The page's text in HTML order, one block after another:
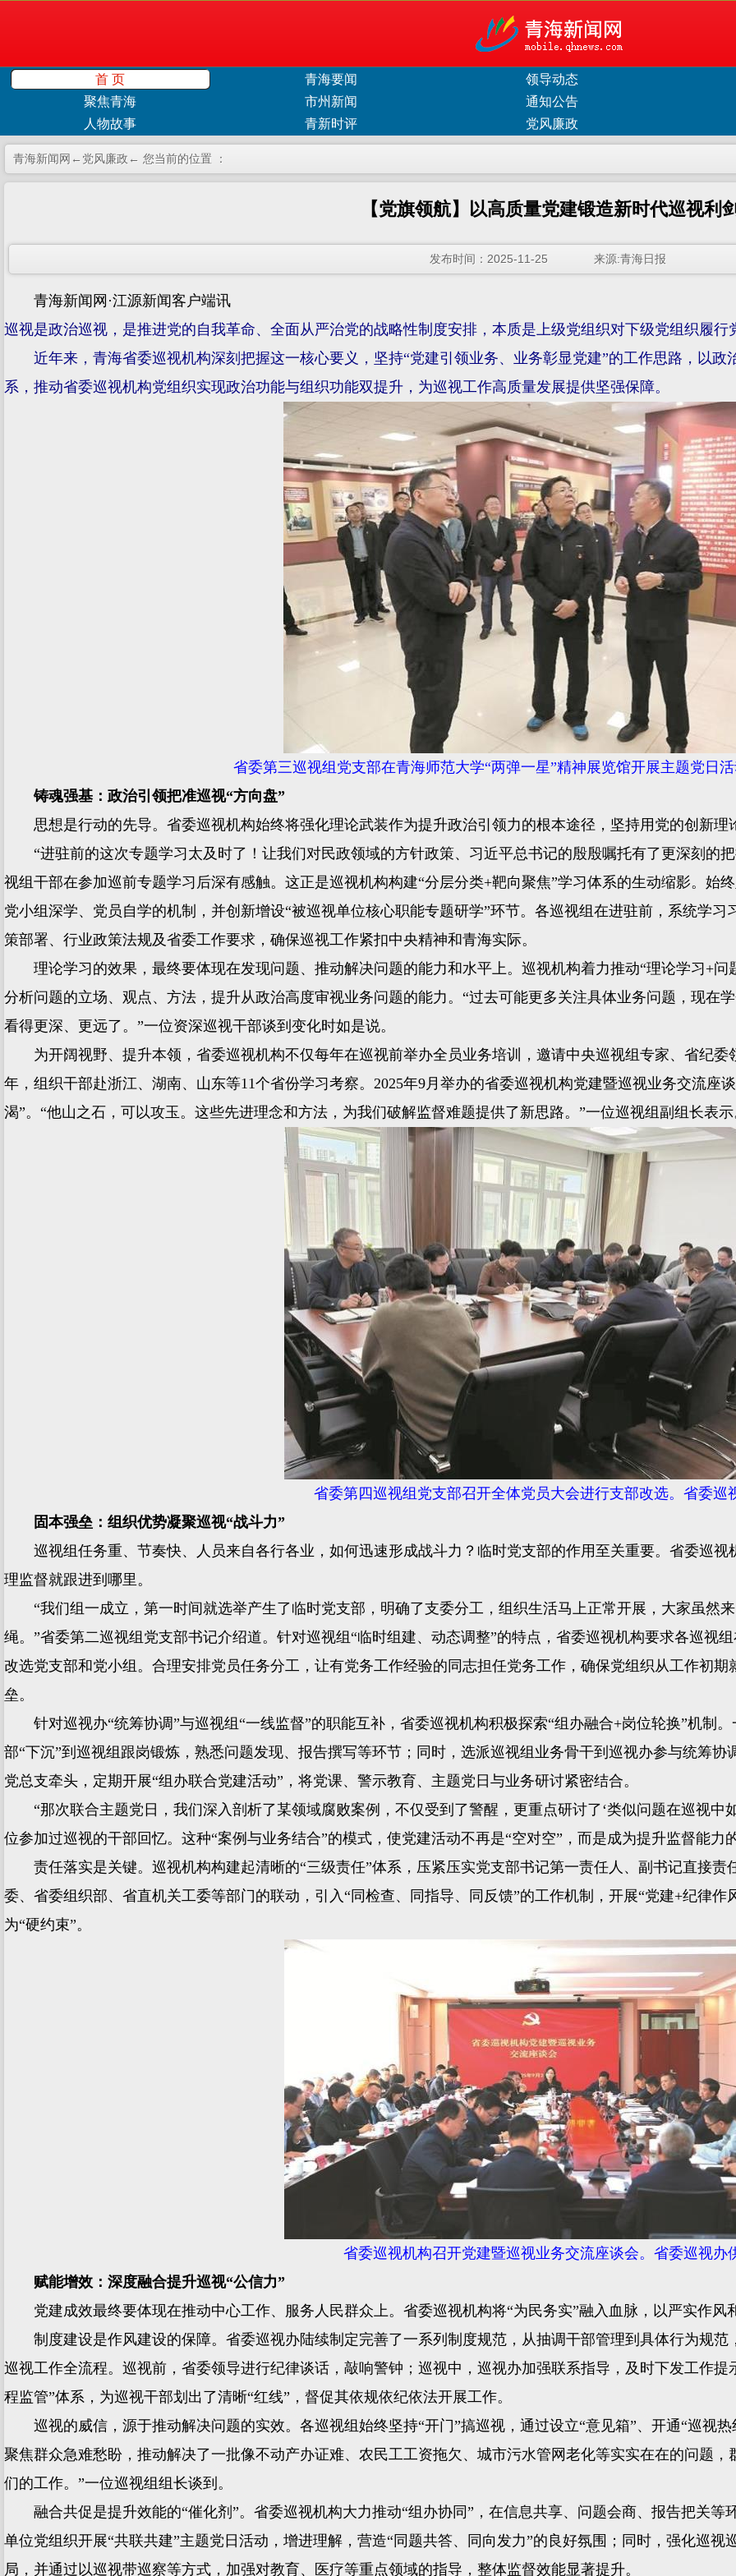
首 页 青海要闻
领导动态
聚焦青海
市州新闻
通知公告
人物故事
青新时评 党风廉政
青海新闻网← ← 您当前的位置 ：
党风廉政
【党旗领航】以高质量党建锻造新时代巡视利
发布时间：2025-11-25 来源:青海日报
青海新闻网·江源新闻客户端讯
巡视是政治巡视，是推进党的自我革命、全面从严治党的战略性制度安排，本质是上级党组织对下级党组织履
近年来，青海省委巡视机构深刻把握这一核心要义，坚持“党建引领业务、业务彰显党建”的工作思路，以政
系，推动省委巡视机构党组织实现政治功能与组织功能双提升，为巡视工作高质量发展提供坚强保障。
省委第三巡视组党支部在青海师范大学“两弹一星”精神展览馆开展主题党日
铸魂强基：政治引领把准巡视“方向盘”
思想是行动的先导。省委巡视机构始终将强化理论武装作为提升政治引领力的根本途径，坚持用党的创新理
“进驻前的这次专题学习太及时了！让我们对民政领域的方针政策、习近平总书记的殷殷嘱托有了更深刻的
视组干部在参加巡前专题学习后深有感触。这正是巡视机构构建“分层分类+靶向聚焦”学习体系的生动缩影。始
党小组深学、党员自学的机制，并创新增设“被巡视单位核心职能专题研学”环节。各巡视组在进驻前，系统学
策部署、行业政策法规及省委工作要求，确保巡视工作紧扣中央精神和青海实际。
理论学习的效果，最终要体现在发现问题、推动解决问题的能力和水平上。巡视机构着力推动“理论学习+问
分析问题的立场、观点、方法，提升从政治高度审视业务问题的能力。“过去可能更多关注具体业务问题，现在
看得更深、更远了。”一位资深巡视干部谈到变化时如是说。
为开阔视野、提升本领，省委巡视机构不仅每年在巡视前举办全员业务培训，邀请中央巡视组专家、省纪委
年，组织干部赴浙江、湖南、山东等11个省份学习考察。2025年9月举办的省委巡视机构党建暨巡视业务交流座
渴”。“他山之石，可以攻玉。这些先进理念和方法，为我们破解监督难题提供了新思路。”一位巡视组副组长表
省委第四巡视组党支部召开全体党员大会进行支部改选。省委巡
固本强垒：组织优势凝聚巡视“战斗力”
巡视组任务重、节奏快、人员来自各行各业，如何迅速形成战斗力？临时党支部的作用至关重要。省委巡视
理监督就跟进到哪里。
“我们组一成立，第一时间就选举产生了临时党支部，明确了支委分工，组织生活马上正常开展，大家虽然
绳。”省委第二巡视组党支部书记介绍道。针对巡视组“临时组建、动态调整”的特点，省委巡视机构要求各巡视
改选党支部和党小组。合理安排党员任务分工，让有党务工作经验的同志担任党务工作，确保党组织从工作初
垒。
针对巡视办“统筹协调”与巡视组“一线监督”的职能互补，省委巡视机构积极探索“组办融合+岗位轮换”机制
部“下沉”到巡视组跟岗锻炼，熟悉问题发现、报告撰写等环节；同时，选派巡视组业务骨干到巡视办参与统筹
党总支牵头，定期开展“组办联合党建活动”，将党课、警示教育、主题党日与业务研讨紧密结合。
“那次联合主题党日，我们深入剖析了某领域腐败案例，不仅受到了警醒，更重点研讨了‘类似问题在巡视中
位参加过巡视的干部回忆。这种“案例与业务结合”的模式，使党建活动不再是“空对空”，而是成为提升监督能力
责任落实是关键。巡视机构构建起清晰的“三级责任”体系，压紧压实党支部书记第一责任人、副书记直接责
委、省委组织部、省直机关工委等部门的联动，引入“同检查、同指导、同反馈”的工作机制，开展“党建+纪律
为“硬约束”。
省委巡视机构召开党建暨巡视业务交流座谈会。省委巡视办
赋能增效：深度融合提升巡视“公信力”
党建成效最终要体现在推动中心工作、服务人民群众上。省委巡视机构将“为民务实”融入血脉，以严实作风
制度建设是作风建设的保障。省委巡视办陆续制定完善了一系列制度规范，从抽调干部管理到具体行为规范
巡视工作全流程。巡视前，省委领导进行纪律谈话，敲响警钟；巡视中，巡视办加强联系指导，及时下发工作
程监管”体系，为巡视干部划出了清晰“红线”，督促其依规依纪依法开展工作。
巡视的威信，源于推动解决问题的实效。各巡视组始终坚持“开门”搞巡视，通过设立“意见箱”、开通“巡视热
聚焦群众急难愁盼，推动解决了一批像不动产办证难、农民工工资拖欠、城市污水管网老化等实实在在的问题
们的工作。”一位巡视组组长谈到。
融合共促是提升效能的“催化剂”。省委巡视机构大力推动“组办协同”，在信息共享、问题会商、报告把关等
单位党组织开展“共联共建”主题党日活动，增进理解，营造“同题共答、同向发力”的良好氛围；同时，强化巡视
局，并通过以巡视带巡察等方式，加强对教育、医疗等重点领域的指导，整体监督效能显著提升。